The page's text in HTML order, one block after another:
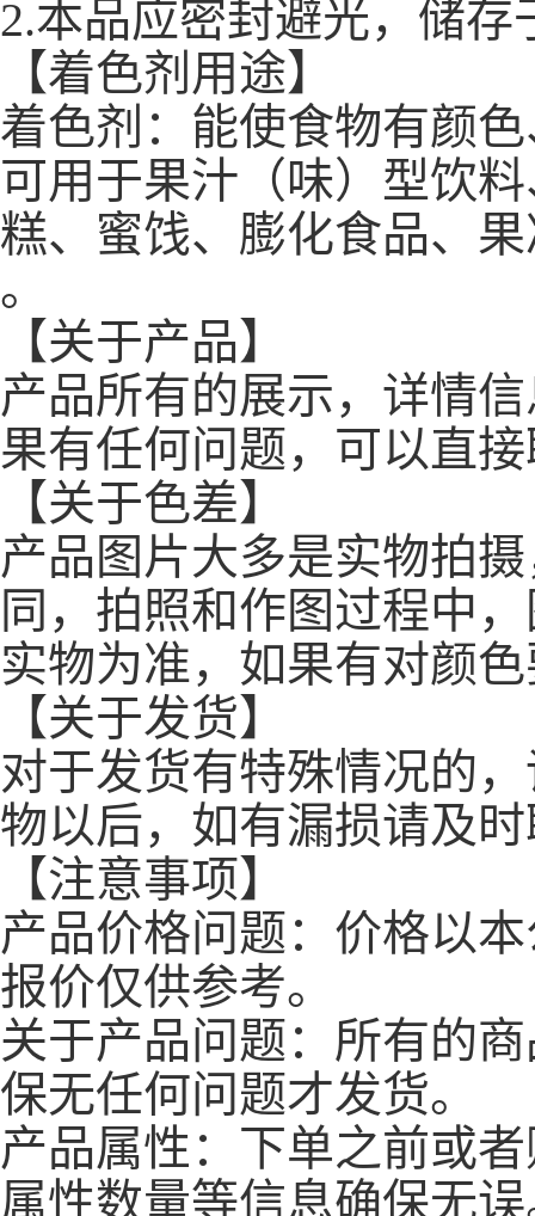
2.本品应密封避光，储
【着色剂用途】
着色剂：能使食物有颜
可用于果汁（味）型饮
糕、蜜饯、膨化食品、
。
【关于产品】
产品所有的展示，详情
果有任何问题，可以直
【关于色差】
产品图片大多是实物拍
同，拍照和作图过程中
实物为准，如果有对颜
【关于发货】
对于发货有特殊情况的
物以后，如有漏损请及
【注意事项】
产品价格问题：价格以
报价仅供参考。
关于产品问题：所有的
保无任何问题才发货。
产品属性：下单之前或
属性数量等信息确保无